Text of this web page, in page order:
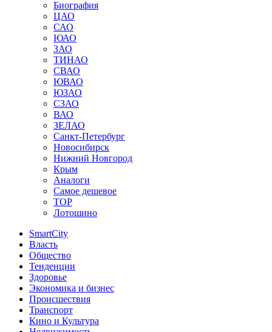
Биография
ЦАО
САО
ЮАО
ЗАО
ТИНАО
СВАО
ЮВАО
ЮЗАО
СЗАО
ВАО
ЗЕЛАО
Санкт-Петербург
Новосибирск
Нижний Новгород
Крым
Аналоги
Самое дешевое
TOP
Лотошино
SmartCity
Власть
Общество
Тенденции
Здоровье
Экономика и бизнес
Происшествия
Транспорт
Кино и Культура